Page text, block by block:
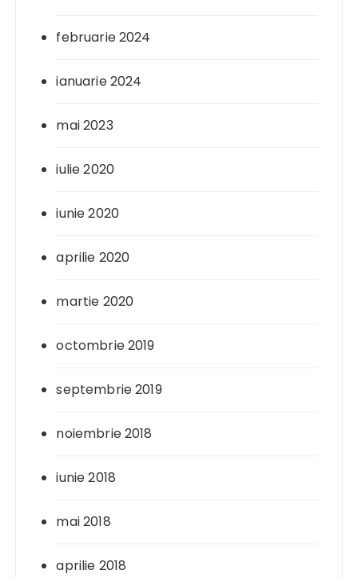
februarie 2024
ianuarie 2024
mai 2023
iulie 2020
iunie 2020
aprilie 2020
martie 2020
octombrie 2019
septembrie 2019
noiembrie 2018
iunie 2018
mai 2018
aprilie 2018